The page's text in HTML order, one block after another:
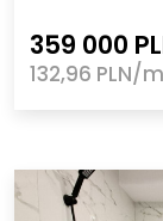
359 000
132,96 PLN/